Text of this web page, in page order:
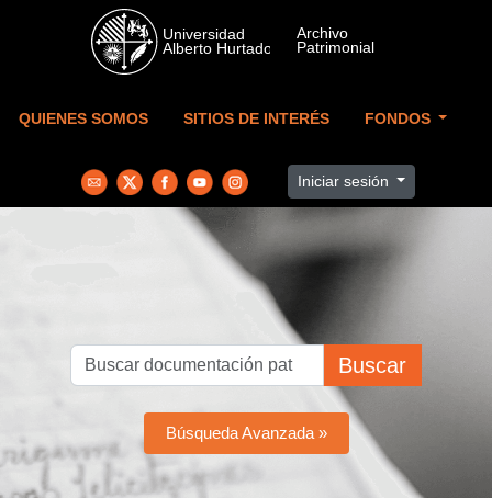
Skip to main content
QUIENES SOMOS SITIOS DE INTERÉS FONDOS
Iniciar sesión
Buscar
Búsqueda Avanzada »